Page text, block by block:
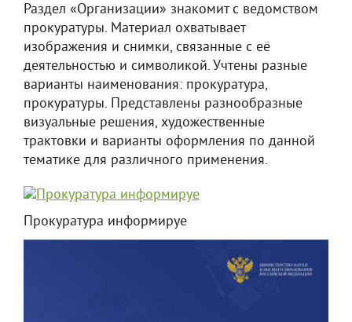
Раздел «Организации» знакомит с ведомством
прокуратуры. Материал охватывает
изображения и снимки, связанные с её
деятельностью и символикой. Учтены разные
варианты наименования: прокуратура,
прокуратуры. Представлены разнообразные
визуальные решения, художественные
трактовки и варианты оформления по данной
тематике для различного применения.
Прокуратура информируе